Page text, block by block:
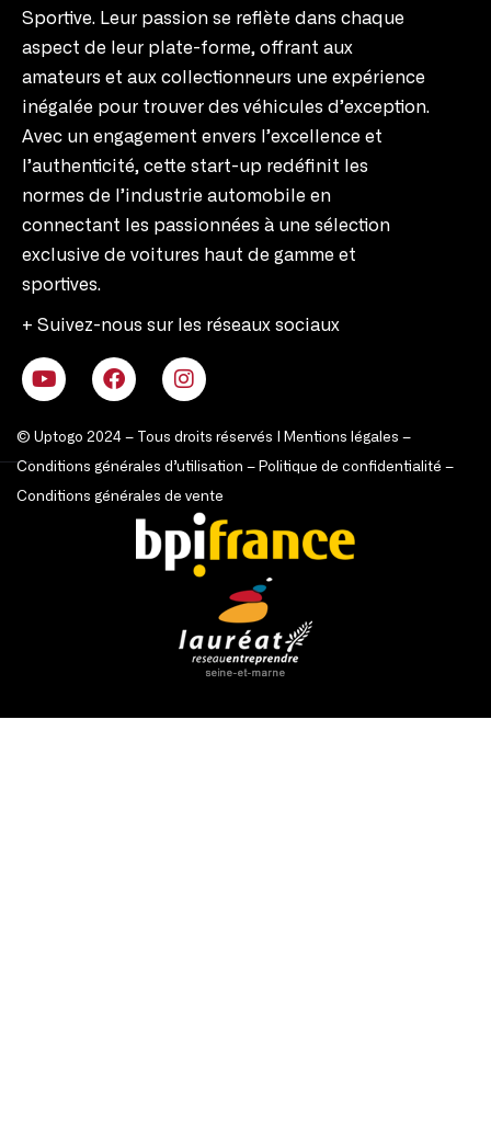
Sportive. Leur passion se reflète dans chaque
aspect de leur plate-forme, offrant aux
amateurs et aux collectionneurs une expérience
inégalée pour trouver des véhicules d’exception.
Avec un engagement envers l’excellence et
l’authenticité, cette start-up redéfinit les
normes de l’industrie automobile en
connectant les passionnées à une sélection
exclusive de voitures haut de gamme et
sportives.
+ Suivez-nous sur les réseaux sociaux
© Uptogo 2024 – Tous droits réservés | Mentions légales –
Conditions générales d’utilisation – Politique de confidentialité –
Conditions générales de vente